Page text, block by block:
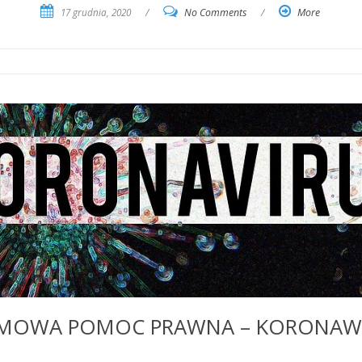
17 grudnia, 2020 / No Comments / More
POMOC PRAWNA –